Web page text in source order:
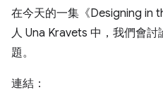
在今天的一集《Designing in
人 Una Kravets 中，我們會
題。
連結：